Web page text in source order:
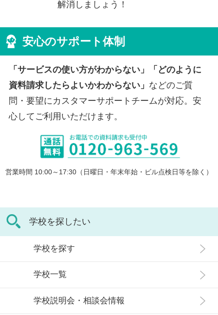
解消しましょう！
安心のサポート体制
「サービスの使い方がわからない」「どのように
資料請求したらよいかわからない」 などのご質
問・要望にカスタマーサポートチームが対応。安
心してご利用いただけます。
営業時間 10:00～17:30（日曜日・年末年始・ビル点検日等を除く）
学校を探したい
学校を探す
学校一覧
学校説明会・相談会情報